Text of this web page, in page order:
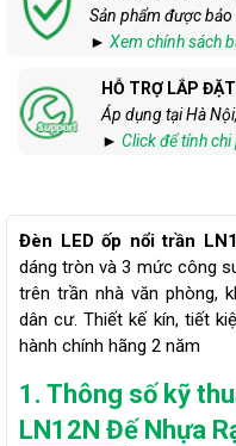
Sản phẩm được
► Xem chính sách
HỖ TRỢ LẮP
Áp dụng tại Hà
► Click để tính chi
Đèn LED ốp nổi trần
dáng tròn và 3 mức công
trên trần nhà văn phòng,
dân cư. Thiết kế kín, tiết
hành chính hãng 2 năm
1. Thông số kỹ
LN12N Đế Nhựa